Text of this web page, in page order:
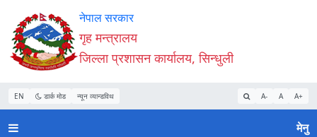
Accessibility
Mode
सुरु
गर्नुहोस्
सामाग्री
पढ्नुहाेस्
नेभिगेसन
पढ्नुहाेस्
वेबसाइट
खोजमा
जानुहोस्
नेपाल सरकार
गृह मन्त्रालय
जिल्ला प्रशासन कार्यालय, सिन्धुली
EN डार्क मोड न्यून व्यान्डविथ A- A A+
मेनु